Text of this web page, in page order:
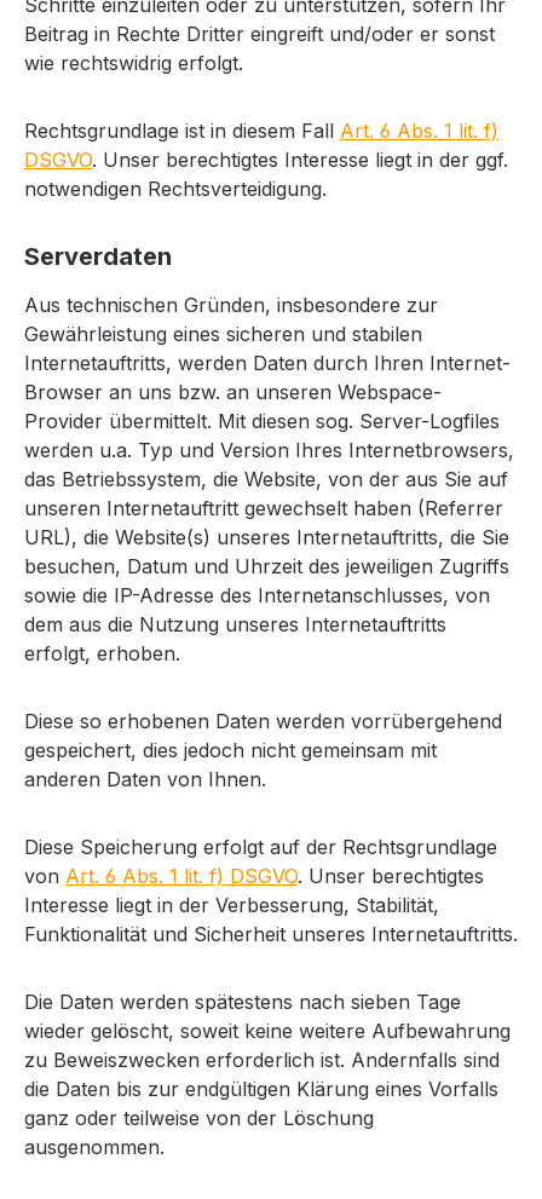
Schritte einzuleiten oder zu unterstützen, sofern Ihr
Beitrag in Rechte Dritter eingreift und/oder er sonst
wie rechtswidrig erfolgt.
Rechtsgrundlage ist in diesem Fall Art. 6 Abs. 1 lit. f)
DSGVO. Unser berechtigtes Interesse liegt in der ggf.
notwendigen Rechtsverteidigung.
Serverdaten
Aus technischen Gründen, insbesondere zur
Gewährleistung eines sicheren und stabilen
Internetauftritts, werden Daten durch Ihren Internet-
Browser an uns bzw. an unseren Webspace-
Provider übermittelt. Mit diesen sog. Server-Logfiles
werden u.a. Typ und Version Ihres Internetbrowsers,
das Betriebssystem, die Website, von der aus Sie auf
unseren Internetauftritt gewechselt haben (Referrer
URL), die Website(s) unseres Internetauftritts, die Sie
besuchen, Datum und Uhrzeit des jeweiligen Zugriffs
sowie die IP-Adresse des Internetanschlusses, von
dem aus die Nutzung unseres Internetauftritts
erfolgt, erhoben.
Diese so erhobenen Daten werden vorrübergehend
gespeichert, dies jedoch nicht gemeinsam mit
anderen Daten von Ihnen.
Diese Speicherung erfolgt auf der Rechtsgrundlage
von Art. 6 Abs. 1 lit. f) DSGVO. Unser berechtigtes
Interesse liegt in der Verbesserung, Stabilität,
Funktionalität und Sicherheit unseres Internetauftritts.
Die Daten werden spätestens nach sieben Tage
wieder gelöscht, soweit keine weitere Aufbewahrung
zu Beweiszwecken erforderlich ist. Andernfalls sind
die Daten bis zur endgültigen Klärung eines Vorfalls
ganz oder teilweise von der Löschung
ausgenommen.